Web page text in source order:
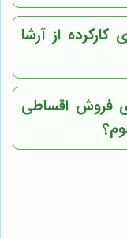
از آرشا
فروش اقساطی